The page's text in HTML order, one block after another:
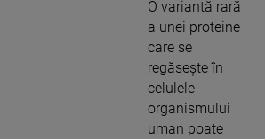
O variantă rară
a unei proteine
care se
regăseşte în
celulele
organismului
uman poate